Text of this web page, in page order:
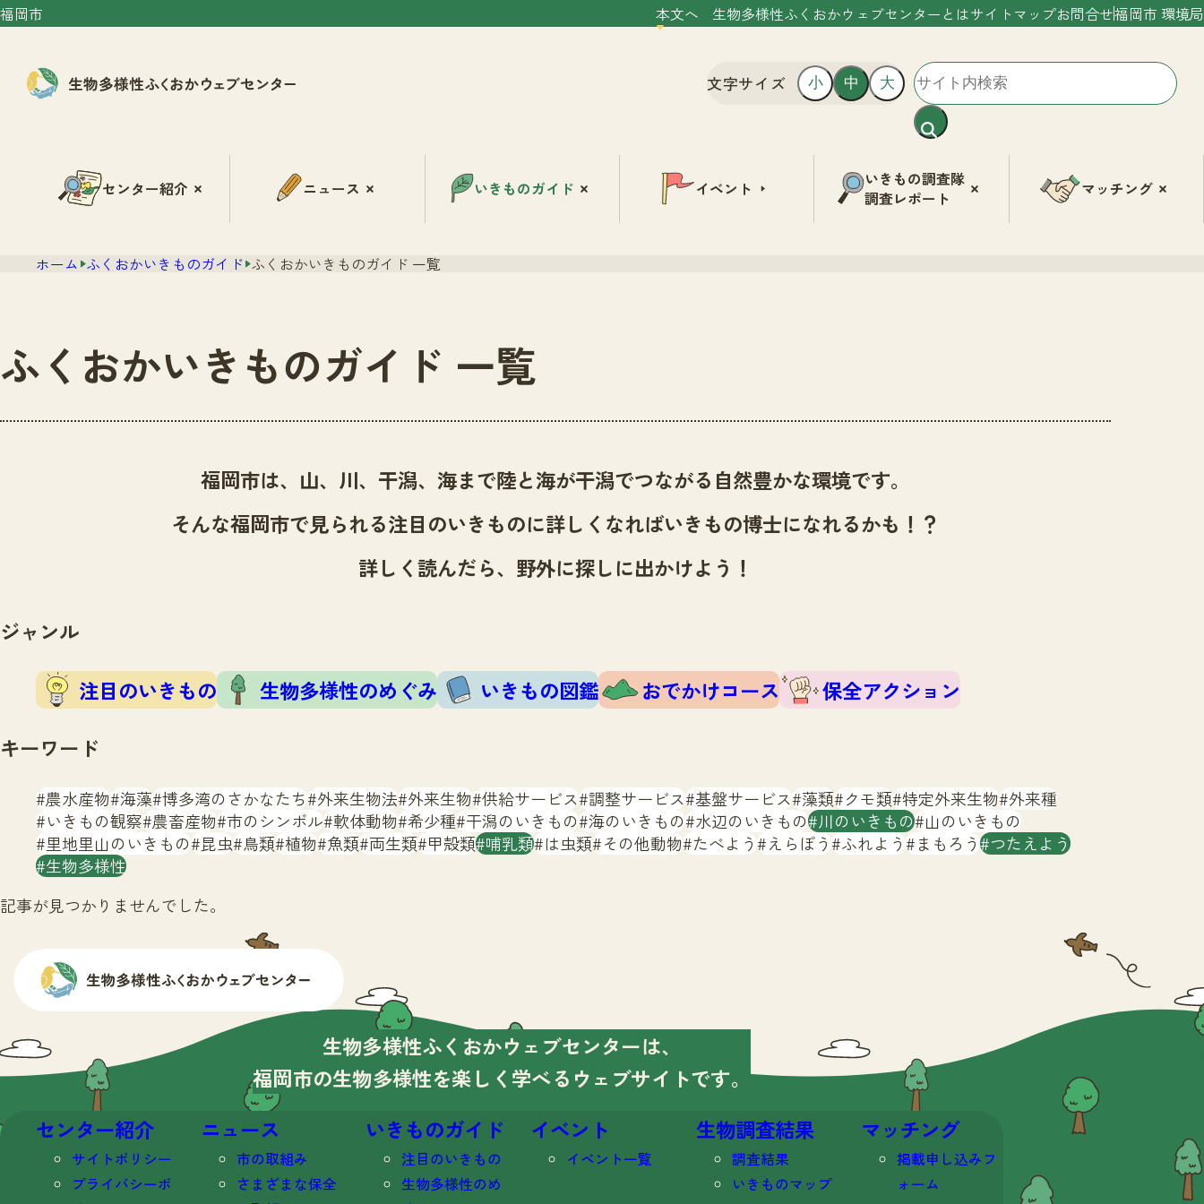
福岡市 本文へ 生物多様性ふくおかウェブセンターとはサイトマップお問合せ福岡市 環境局
文字サイズ 小 中 大
センター紹介 ニュース いきものガイド イベント
いきもの調査隊
調査レポート
マッチング
ホーム ふくおかいきものガイド ふくおかいきものガイド 一覧
ふくおかいきものガイド 一覧
福岡市は、山、川、干潟、海まで陸と海が干潟でつながる自然豊かな環境です。
そんな福岡市で見られる注目のいきものに詳しくなればいきもの博士になれるかも！？
詳しく読んだら、野外に探しに出かけよう！
ジャンル
注目のいきもの 生物多様性のめぐみ いきもの図鑑 おでかけコース
保全アクション
キーワード
農水産物 海藻 博多湾のさかなたち 外来生物法 外来生物 供給サービス 調整サービス 基盤サービス 藻類 クモ類 特定外来生物 外来種
いきもの観察 農畜産物 市のシンボル 軟体動物 希少種 干潟のいきもの 海のいきもの 水辺のいきもの 川のいきもの 山のいきもの
里地里山のいきもの 昆虫 鳥類 植物 魚類 両生類 甲殻類 哺乳類 は虫類 その他動物 たべよう えらぼう ふれよう まもろう つたえよう
生物多様性
記事が見つかりませんでした。
生物多様性ふくおかウェブセンターは、
福岡市の生物多様性を楽しく学べる ウェブサイトです。
センター紹介
サイトポリシー
プライバシーポ
ニュース
市の取組み
さまざまな保全
いきものガイド
注目のいきもの
生物多様性のめ
イベント
イベント一覧
生物調査結果
調査結果
いきものマップ
マッチング
掲載申し込みフ
ォーム